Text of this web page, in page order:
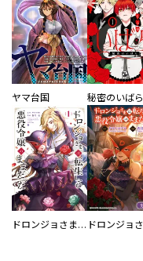
ヤマ台国 秘密のいばら
ドロンジョさまは転生しても悪役令嬢のままだった